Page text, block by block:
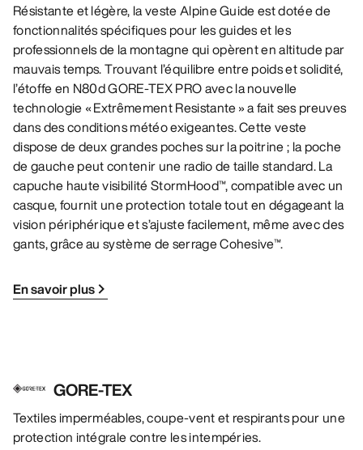
Résistante et légère, la veste Alpine Guide est dotée de
fonctionnalités spécifiques pour les guides et les
professionnels de la montagne qui opèrent en altitude par
mauvais temps. Trouvant l’équilibre entre poids et solidité,
l’étoffe en N80d GORE-TEX PRO avec la nouvelle
technologie « Extrêmement Resistante » a fait ses preuves
dans des conditions météo exigeantes. Cette veste
dispose de deux grandes poches sur la poitrine ; la poche
de gauche peut contenir une radio de taille standard. La
capuche haute visibilité StormHood™, compatible avec un
casque, fournit une protection totale tout en dégageant la
vision périphérique et s’ajuste facilement, même avec des
gants, grâce au système de serrage Cohesive™.
En savoir plus
GORE-TEX
Textiles imperméables, coupe-vent et respirants pour une
protection intégrale contre les intempéries.